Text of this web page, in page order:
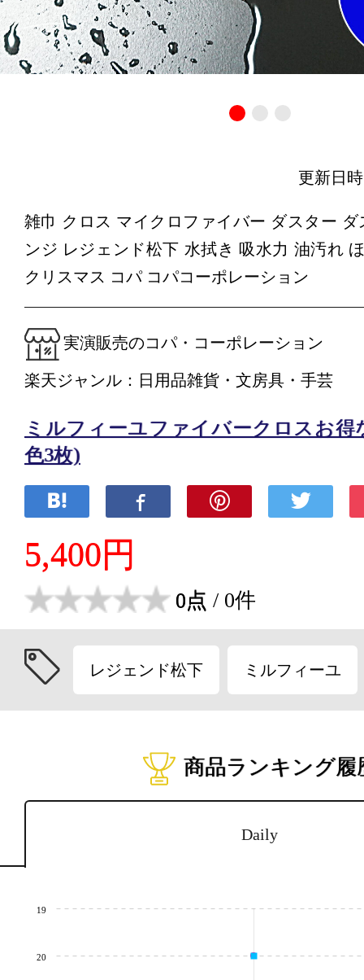
更新日
雑巾 クロス マイクロファイバー ダスター
ンジ レジェンド松下 水拭き 吸水力 油汚れ
クリスマス コパ コパコーポレーション
実演販売のコパ・コーポレーション
楽天ジャンル：日用品雑貨・文房具・手芸
ミルフィーユファイバークロスお得
色3枚)
5,400円
0点 / 0件
レジェンド松下 ミルフィーユ
商品ランキング履
Daily
19
20